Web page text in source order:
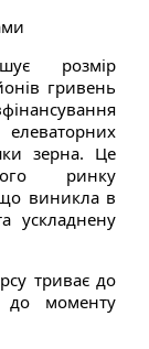
розмір
гривень
зерна. Це
ринку
виникла в
ускладнену
триває до
моменту